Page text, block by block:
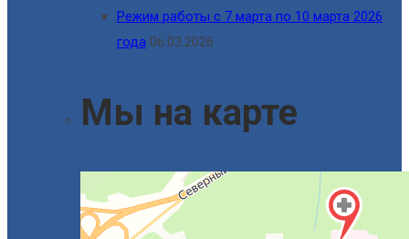
Режим работы с 7 марта по 10 марта 2026
года 06.03.2026
Мы на карте